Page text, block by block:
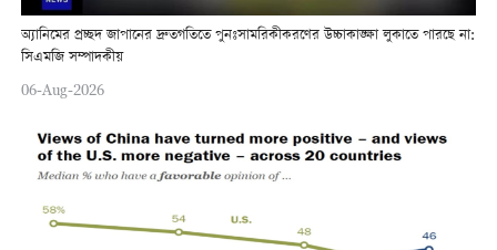
অ্যানিমের প্রচ্ছদ জাপানের দ্রুতগতিতে পুনঃসামরিকীকরণের উচ্চাকাঙ্ক্ষা লুকাতে পারছে না:
সিএমজি সম্পাদকীয়
06-Aug-2026